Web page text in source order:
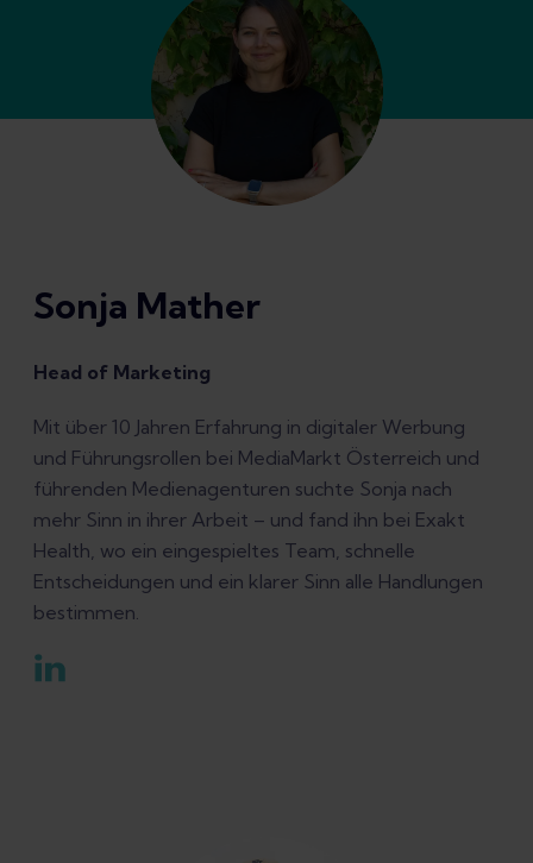
Sonja Mather
Head of Marketing
Mit über 10 Jahren Erfahrung in digitaler Werbung
und Führungsrollen bei MediaMarkt Österreich und
führenden Medienagenturen suchte Sonja nach
mehr Sinn in ihrer Arbeit – und fand ihn bei Exakt
Health, wo ein eingespieltes Team, schnelle
Entscheidungen und ein klarer Sinn alle Handlungen
bestimmen.